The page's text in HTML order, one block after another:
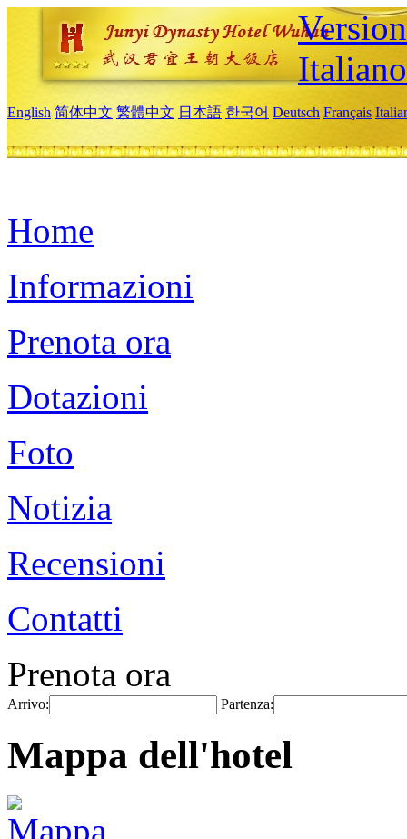
Italiano
English 简体中文 繁體中文 日本語 한국어 Deutsch Français
Home
Informazioni
Prenota ora
Dotazioni
Foto
Notizia
Recensioni
Contatti
Prenota ora
Arrivo: Partenza:
Mappa dell'hotel